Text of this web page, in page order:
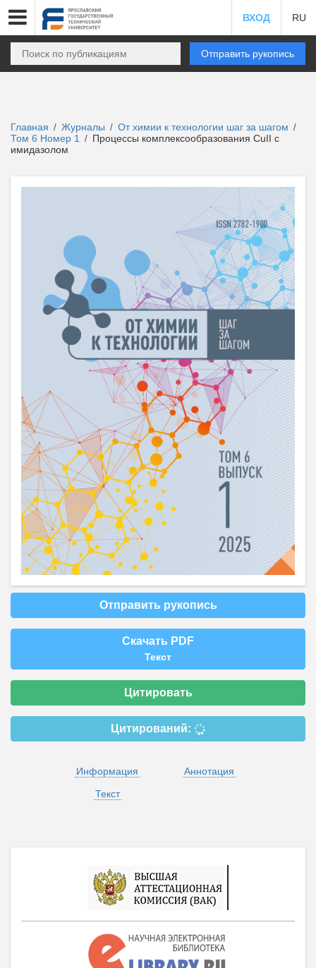
ВХОД RU
Отправить рукопись
Главная / Журналы / От химии к технологии шаг за шагом /
Том 6 Номер 1 / Процессы комплексообразования СuII с
имидазолом
Отправить рукопись
Скачать PDF
Текст
Цитировать
Цитирований:
Информация
Аннотация
Текст